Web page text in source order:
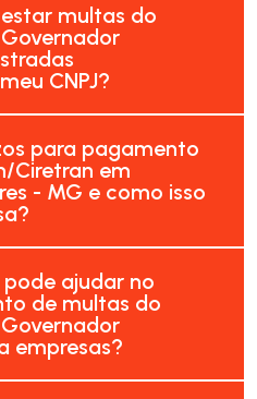
multas do
CNPJ?
para pagamento
Ciretran em
- MG e como isso
pode ajudar no
de multas do
empresas?